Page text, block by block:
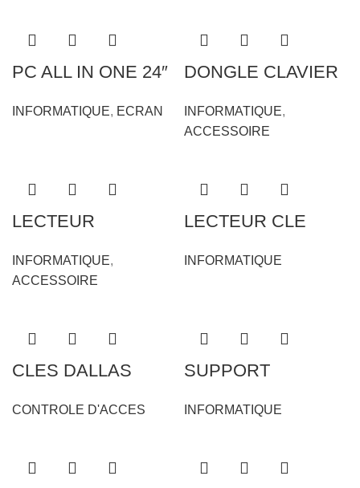
PC ALL IN ONE 24″
INFORMATIQUE, ECRAN
DONGLE CLAVIER
SECURITE
INFORMATIQUE,
ACCESSOIRE
LECTEUR
MIFARE 13.56
INFORMATIQUE,
ACCESSOIRE
LECTEUR CLE
POSLUX IB09
INFORMATIQUE
CLES DALLAS
F5
CONTROLE D'ACCES
SUPPORT
ETIQUETTE CODE
INFORMATIQUE